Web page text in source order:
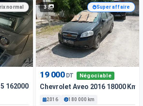
normal
162000 Km
3 Super affaire
19 000 DT Négociable
Chevrolet Aveo 2016 18000 Km
2016 180 000 km